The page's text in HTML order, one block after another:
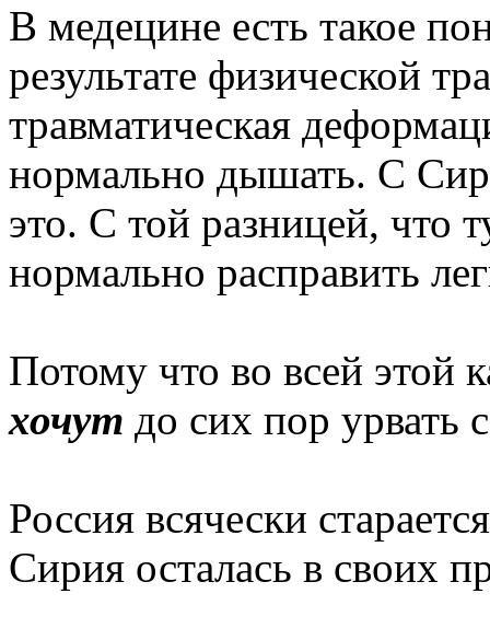
В медецине есть такое
результате физической
травматическая
нормально дышать. С
это. С той разницей, что
нормально расправить
Потому что во всей этой
хочут до сих пор урвать
Россия всячески
Сирия осталась в своих